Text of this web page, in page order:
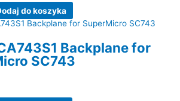
do koszyka
Backplane for
SC743